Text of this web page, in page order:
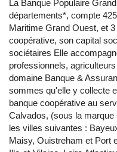
La Banque Populaire
départements*, compte
Maritime Grand Ouest, et
coopérative, son capital
sociétaires Elle
professionnels,
domaine Banque &
sommes qu'elle y collecte
banque coopérative au
Calvados, (sous la
les villes suivantes :
Maisy, Ouistreham et Port